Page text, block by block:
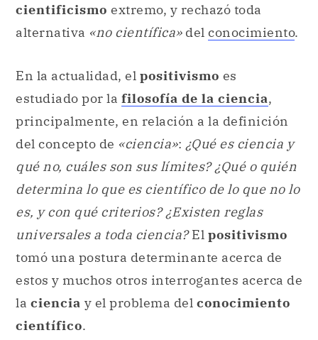
cientificismo extremo, y rechazó toda
alternativa «no científica»del conocimiento.
En la actualidad, el positivismo es
estudiado por la filosofía de la ciencia,
principalmente, en relación a la definición
del concepto de «ciencia»: ¿Qué es ciencia y
qué no, cuáles son sus límites? ¿Qué o quién
determina lo que es científico de lo que no lo
es, y con qué criterios? ¿Existen reglas
universales a toda ciencia?El positivismo
tomó una postura determinante acerca de
estos y muchos otros interrogantes acerca de
la ciencia y el problema del conocimiento
científico.